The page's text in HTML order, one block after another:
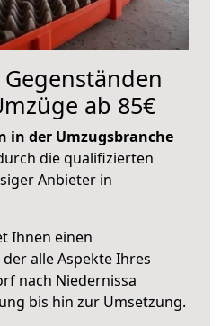
ab 85€
in der Umzugsbranche
die qualifizierten
Anbieter in
Ihnen einen
alle Aspekte Ihres
nach Niedernissa
bis hin zur Umsetzung.